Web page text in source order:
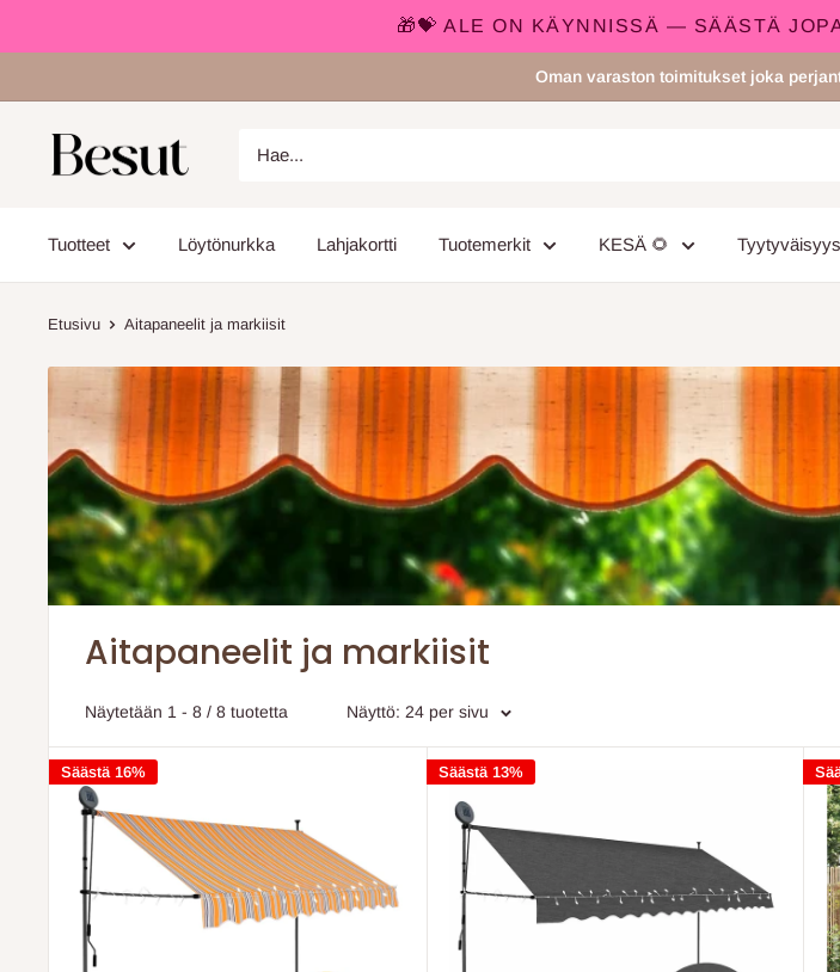
🎁💝 ALE ON KÄYNNISSÄ — SÄÄSTÄ
sisältöön
Oman varaston toimitukset joka
Besut.fi
Tuotteet Löytönurkka Lahjakortti Tuotemerkit KESÄ 🌻
Etusivu Aitapaneelit ja markiisit
Aitapaneelit ja markiisit
Näytetään 1 - 8 / 8 tuotetta Näyttö: 24 per sivu
Säästä 16% Säästä 13%